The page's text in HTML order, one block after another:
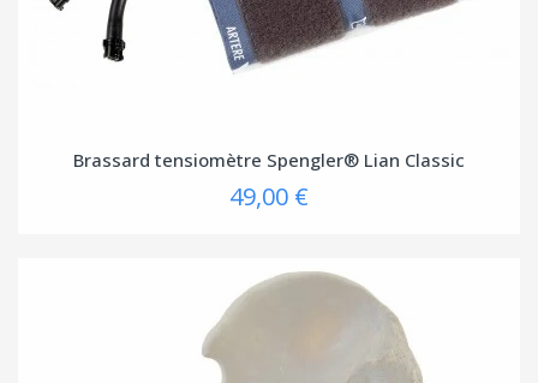
Brassard tensiomètre Spengler® Lian Classic
49,00 €